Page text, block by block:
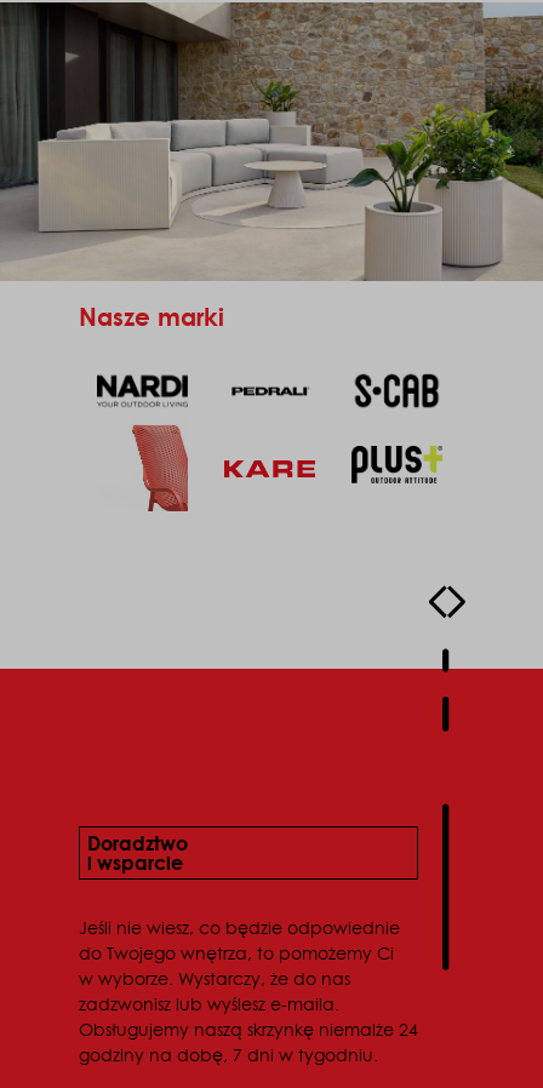
Nasze marki
Doradztwo
i wsparcie
Jeśli nie wiesz, co będzie odpowiednie
do Twojego wnętrza, to pomożemy Ci
w wyborze. Wystarczy, że do nas
zadzwonisz lub wyślesz e-maila.
Obsługujemy naszą skrzynkę niemalże 24
godziny na dobę, 7 dni w tygodniu.